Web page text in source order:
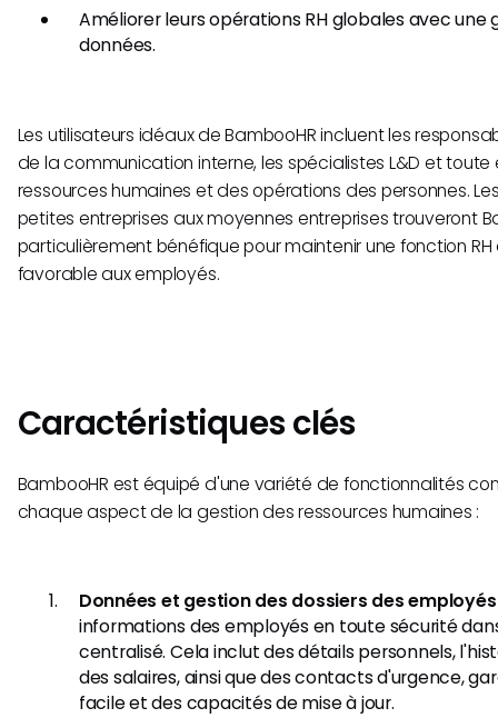
Améliorer leurs opérations RH globales avec une
données.
Les utilisateurs idéaux de BambooHR incluent les
de la communication interne, les spécialistes L&D et
ressources humaines et des opérations des personnes.
petites entreprises aux moyennes entreprises trouveront
particulièrement bénéfique pour maintenir une fonction
favorable aux employés.
Caractéristiques clés
BambooHR est équipé d'une variété de fonctionnalités
chaque aspect de la gestion des ressources humaines :
Données et gestion des dossiers des employés
informations des employés en toute sécurité
centralisé. Cela inclut des détails personnels,
des salaires, ainsi que des contacts d'urgence,
facile et des capacités de mise à jour.